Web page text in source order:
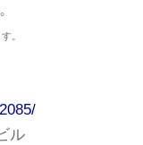
。
ル